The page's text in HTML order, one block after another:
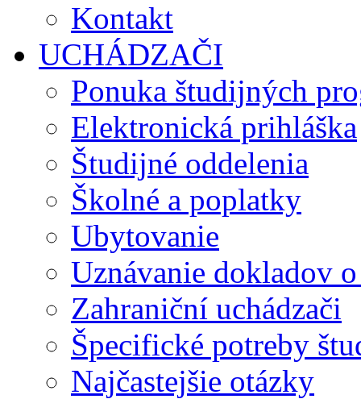
Kontakt
UCHÁDZAČI
Ponuka študijných
Elektronická prihláška
Študijné oddelenia
Školné a poplatky
Ubytovanie
Uznávanie dokladov
Zahraniční uchádzači
Špecifické potreby
Najčastejšie otázky